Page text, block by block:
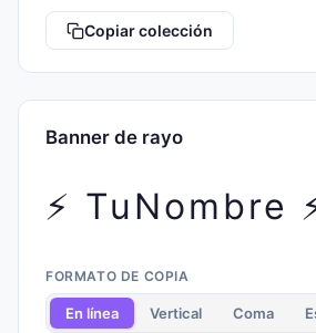
Copiar colección
Banner de rayo
⚡ TuNombre
FORMATO DE COPIA
En línea Vertical Coma